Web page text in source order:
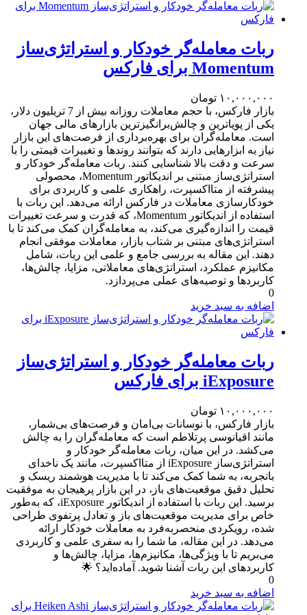
ربات معامله‌گر خودکار و استراتژی‌ساز
Momentum برای فارکس
۱۰,۰۰۰,۰۰۰ تومان
بازار فارکس، با حجم معاملات روزانه بیش از 7 تریلیون دلار،
یکی از پویاترین و چالش‌برانگیزترین بازارهای مالی جهان
است. معامله‌گران برای بهره‌برداری از فرصت‌های این بازار
نیاز به ابزارهایی دارند که بتوانند روندها و تغییرات قیمتی را با
سرعت و دقت بالا شناسایی کنند. ربات معامله‌گر خودکار و
استراتژی‌ساز مبتنی بر اندیکاتور Momentum، محصولی
پیشرفته از متااکسپرت، راهکاری علمی و کاربردی برای
خودکارسازی معاملات در فارکس ارائه می‌دهد. این ربات با
استفاده از اندیکاتور Momentum، که قدرت و سرعت تغییرات
قیمت را اندازه‌گیری می‌کند، به معامله‌گران کمک می‌کند تا با
استراتژی‌های مبتنی بر شتاب بازار، معاملات موفقی انجام
دهند. این مقاله به بررسی جامع و علمی این ربات، شامل
مکانیزم عملکرد، استراتژی‌های معاملاتی، مزایا، چالش‌ها،
کاربردها و توصیه‌های عملی می‌پردازد.
0
اضافه به سبد خرید
ربات معامله‌گر خودکار و استراتژی‌ساز
iExposure برای فارکس
۱۰,۰۰۰,۰۰۰ تومان
بازار فارکس، با نوسانات بی‌امان و فرصت‌های بی‌شمار،
مانند اقیانوسی پرتلاطم است که معامله‌گران را به چالش
می‌کشد. در این میان، ربات معامله‌گر خودکار و
استراتژی‌ساز iExposure از متااکسپرت، مانند یک ناخدای
باتجربه، به شما کمک می‌کند تا با مدیریت هوشمند ریسک و
تحلیل دقیق موقعیت‌های باز، در این بازار پرهیجان به موفقیت
برسید. این ربات با استفاده از اندیکاتور iExposure، که به‌طور
خاص برای مدیریت موقعیت‌های باز و تعادل پرتفوی طراحی
شده، رویکردی منحصربه‌فرد به معاملات خودکار ارائه
می‌دهد. در این مقاله، ما شما را به سفری علمی و کاربردی
می‌بریم تا با ویژگی‌ها، مکانیزم‌ها، مزایا، چالش‌ها و
کاربردهای این ربات آشنا شوید. آماده‌اید؟ 🌟
0
اضافه به سبد خرید